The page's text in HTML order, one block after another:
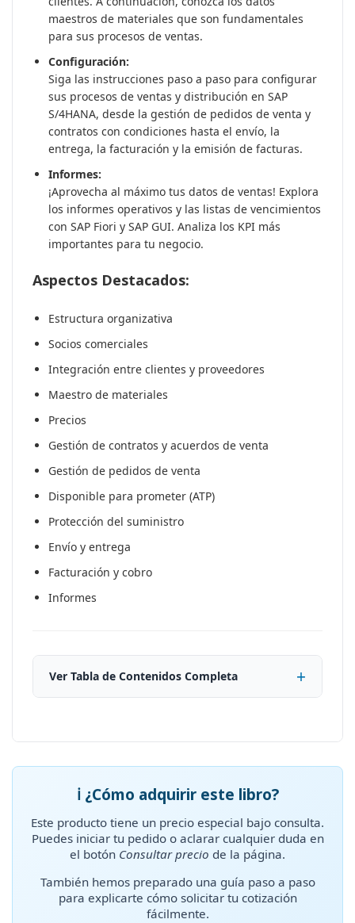
maestros de materiales que son fundamentales
para sus procesos de ventas.
Configuración:
Siga las instrucciones paso a paso para configurar
sus procesos de ventas y distribución en SAP
S/4HANA, desde la gestión de pedidos de venta y
contratos con condiciones hasta el envío, la
entrega, la facturación y la emisión de facturas.
Informes:
¡Aprovecha al máximo tus datos de ventas! Explora
los informes operativos y las listas de vencimientos
con SAP Fiori y SAP GUI. Analiza los KPI más
importantes para tu negocio.
Aspectos Destacados:
Estructura organizativa
Socios comerciales
Integración entre clientes y proveedores
Maestro de materiales
Precios
Gestión de contratos y acuerdos de venta
Gestión de pedidos de venta
Disponible para prometer (ATP)
Protección del suministro
Envío y entrega
Facturación y cobro
Informes
Ver Tabla de Contenidos Completa
ℹ️ ¿Cómo adquirir este libro?
Este producto tiene un precio especial bajo consulta.
Puedes iniciar tu pedido o aclarar cualquier duda en
el botón Consultar precio de la página.
También hemos preparado una guía paso a paso
para explicarte cómo solicitar tu cotización
fácilmente.